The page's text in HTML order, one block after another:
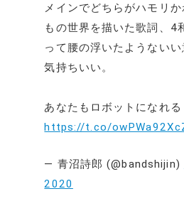
メインでどちらがハモリ
もの世界を描いた歌詞、4
って腰の浮いたようない
気持ちいい。
あなたもロボットになれ
https://t.co/
— 青沼詩郎 (@bandshijin)
2020